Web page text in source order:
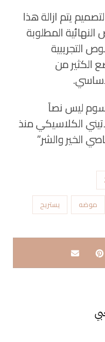
يتم ازالة هذا
المطلوبة
التجريبية
الكثير من
ليس نصاَ
الكلاسيكي منذ
الخير والشر”
موضه يستريح